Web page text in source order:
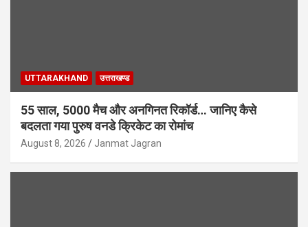
UTTARAKHAND उत्तराखण्ड
55 साल, 5000 मैच और अनगिनत रिकॉर्ड… जानिए कैसे
बदलता गया पुरुष वनडे क्रिकेट का रोमांच
August 8, 2026 Janmat Jagran